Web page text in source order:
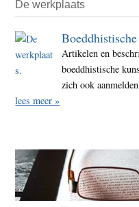
De werkplaats
Artikelen en
boeddhistische
zich ook
lees meer »